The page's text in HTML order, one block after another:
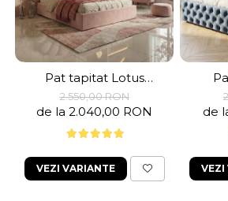
Pat tapitat Lotus
,140x200cm,somiera
metalica
depozitare,roz pal
2.550,00 RON
de la 2.040,00 RON
VEZI VARIANTE
de
VEZI